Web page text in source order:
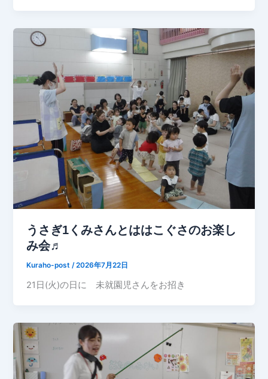
うさぎ1くみさんとははこぐさのお楽し
み会♬
Kuraho-post/2026年7月22日
21日(火)の日に 未就園児さんをお招き